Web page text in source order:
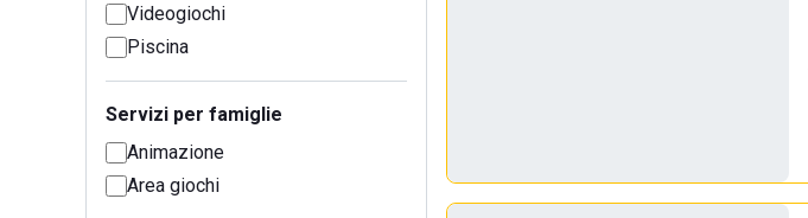
Videogiochi
Piscina
Servizi per famiglie
Animazione
Area giochi